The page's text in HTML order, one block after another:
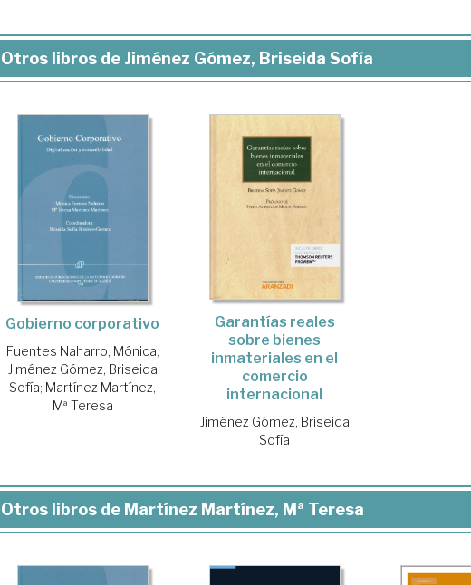
Otros libros de Jiménez Gómez, Briseida Sofía
Gobierno corporativo
Fuentes Naharro, Mónica;
Jiménez Gómez, Briseida
Sofía; Martínez Martínez,
Mª Teresa
Garantías reales
sobre bienes
inmateriales en el
comercio
internacional
Jiménez Gómez, Briseida
Sofía
Otros libros de Martínez Martínez, Mª Teresa